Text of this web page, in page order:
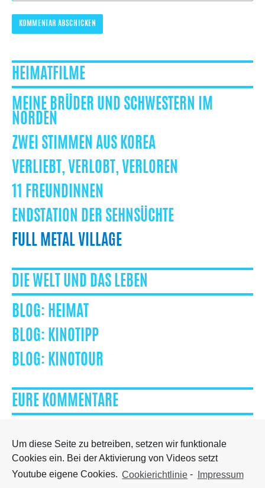
Um diese Seite zu betreiben, setzen wir funktionale
Cookies ein. Bei der Aktivierung von Videos setzt
Youtube eigene Cookies. Cookierichtlinie - Impressum
HEIMATFILME
MEINE BRÜDER UND SCHWESTERN IM
NORDEN
ZWEI STIMMEN AUS KOREA
VERLIEBT, VERLOBT, VERLOREN
11 FREUNDINNEN
ENDSTATION DER SEHNSÜCHTE
FULL METAL VILLAGE
DIE WELT UND DAS LEBEN
HEIMAT
KINOTIPP
KINOTOUR
EURE KOMMENTARE